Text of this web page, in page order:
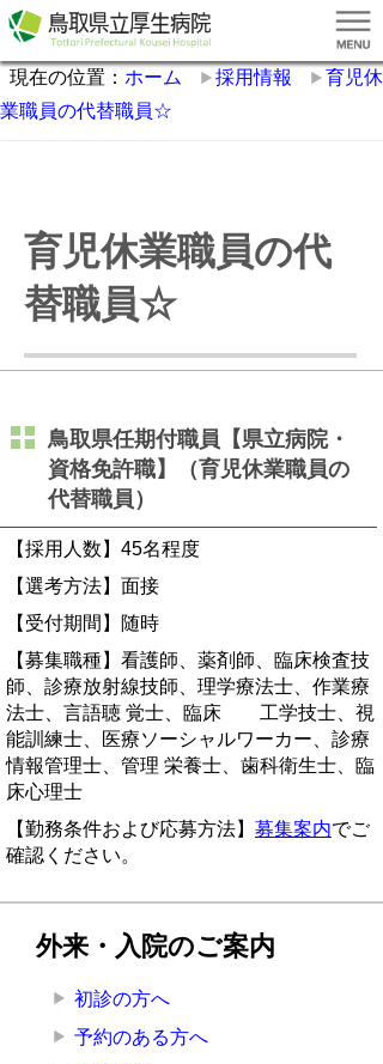
現在の位置： ホーム 採用情報
育児休
業職員の代替職員☆
育児休業職員の代
替職員☆
鳥取県任期付職員【県立病院・
資格免許職】（育児休業職員の
代替職員）
【採用人数】45名程度
【選考方法】面接
【受付期間】随時
【募集職種】看護師、薬剤師、臨床検査技
師、診療放射線技師、理学療法士、作業療
法士、言語聴 覚士、臨床 工学技士、視
能訓練士、医療ソーシャルワーカー、診療
情報管理士、管理 栄養士、歯科衛生士、臨
床心理士
【勤務条件および応募方法】 募集案内でご
確認ください。
外来・入院のご案内
初診の方へ
予約のある方へ